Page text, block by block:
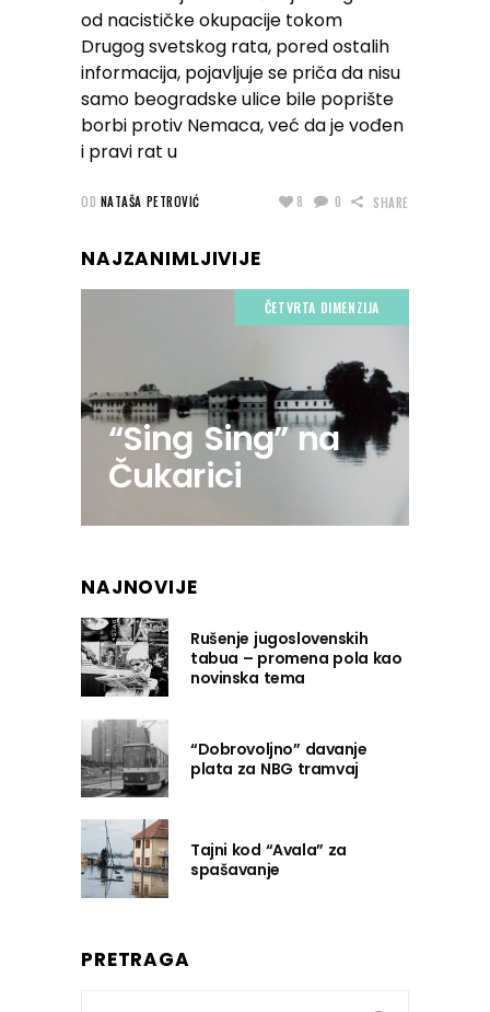
od nacističke okupacije tokom
Drugog svetskog rata, pored ostalih
informacija, pojavljuje se priča da nisu
samo beogradske ulice bile poprište
borbi protiv Nemaca, već da je vođen
i pravi rat u
OD NATAŠA PETROVIĆ 8 0 SHARE
NAJZANIMLJIVIJE
ČETVRTA DIMENZIJA
“Sing Sing” na
Čukarici
NAJNOVIJE
Rušenje jugoslovenskih
tabua – promena pola kao
novinska tema
“Dobrovoljno” davanje
plata za NBG tramvaj
Tajni kod “Avala” za
spašavanje
PRETRAGA